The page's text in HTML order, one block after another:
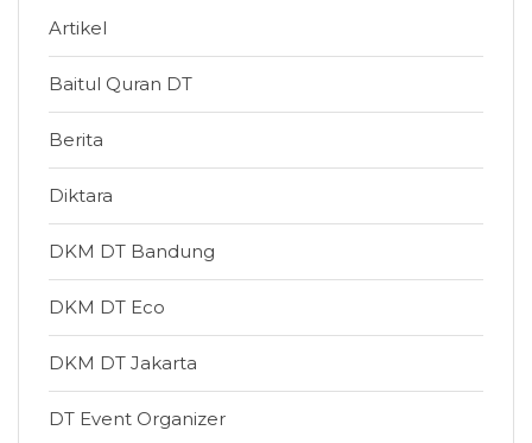
Artikel
Baitul Quran DT
Berita
Diktara
DKM DT Bandung
DKM DT Eco
DKM DT Jakarta
DT Event Organizer